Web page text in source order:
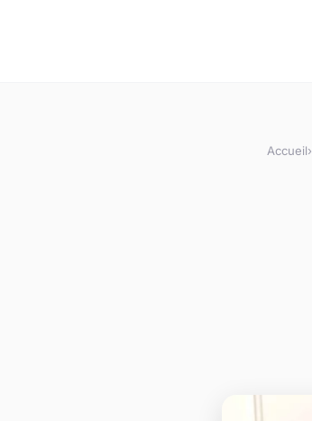
Accueil›